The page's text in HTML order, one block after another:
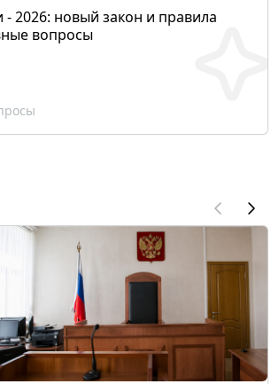
2026: новый закон и правила
вопросы